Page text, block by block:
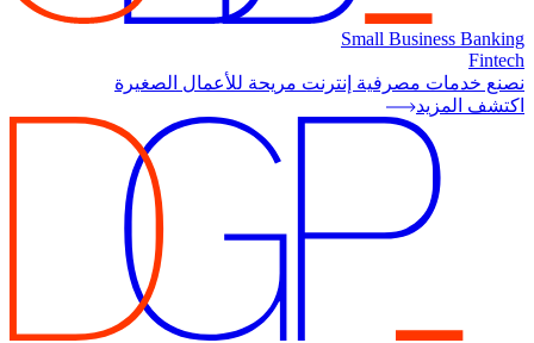
Small Business Banking
Fintech
نصنع خدمات مصرفية إنترنت مريحة للأعمال الصغيرة
اكتشف المزيد